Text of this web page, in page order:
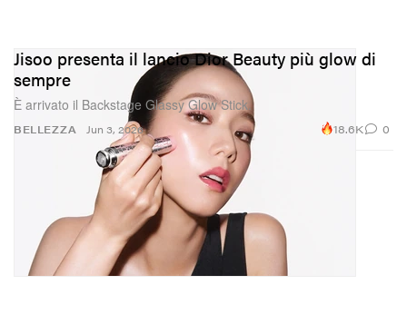
BELLEZZA
Jisoo presenta il lancio Dior Beauty più glow di
sempre
È arrivato il Backstage Glassy Glow Stick.
Jun 3, 2026 18.6K 0